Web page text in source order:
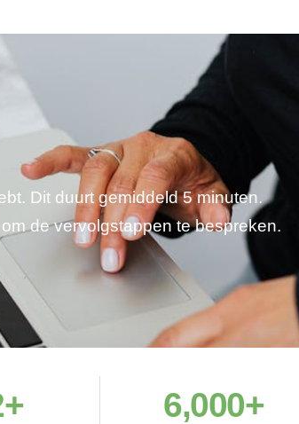
Dit duurt gemiddeld 5 minuten.
de vervolgstappen te bespreken.
+ 6,000+